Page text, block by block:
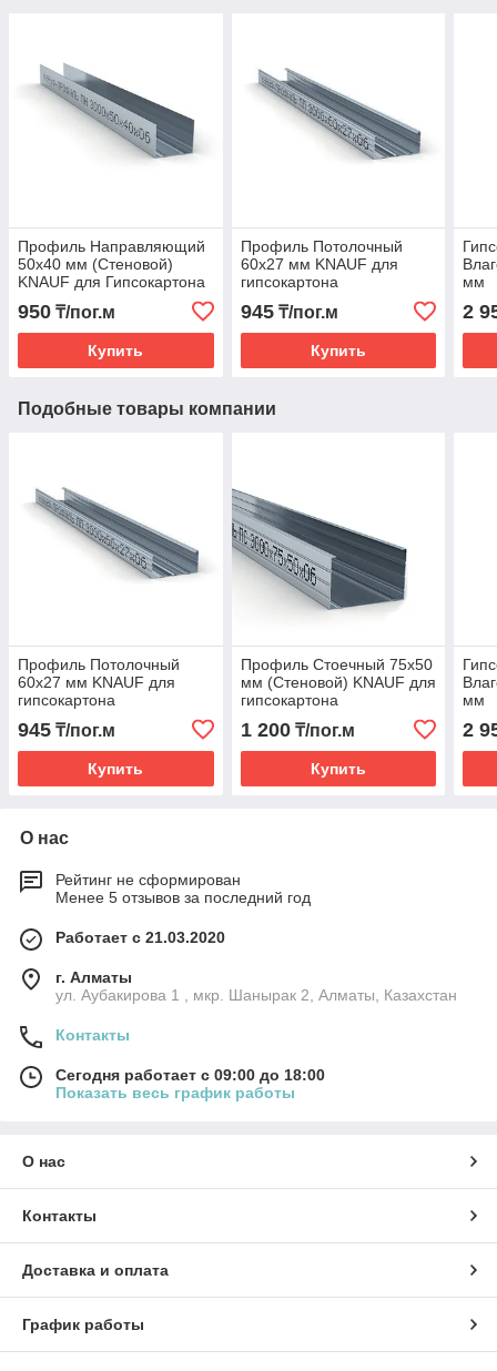
Профиль Направляющий
50x40 мм (Стеновой)
KNAUF для Гипсокартона
950 ₸/пог.м
Купить
Профиль Потолочный
60x27 мм KNAUF для
гипсокартона
945₸/пог.м
Купить
мм
2
Подобные товары компании
Профиль Потолочный
60x27 мм KNAUF для
гипсокартона
945 ₸/пог.м
Купить
Профиль Стоечный 75x50
мм (Стеновой) KNAUF для
гипсокартона
1 200₸/пог.м
Купить
мм
2
О нас
Рейтинг не сформирован
Менее 5 отзывов за последний год
Работает с 21.03.2020
г. Алматы
ул. Аубакирова 1 , мкр. Шанырак 2, Алматы, Казахстан
Контакты
Сегодня работает с 09:00 до 18:00
Показать весь график работы
О нас
Контакты
Доставка и оплата
График работы